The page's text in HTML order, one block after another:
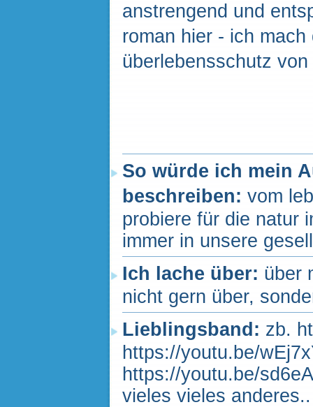
anstrengend und
roman hier - ich
überlebensschutz von
So würde ich mein
beschreiben: vom
probiere für die natur
immer in unsere
Ich lache über: über
nicht gern über,
Lieblingsband: zb.
https://youtu.be/
https://youtu.be/
vieles vieles